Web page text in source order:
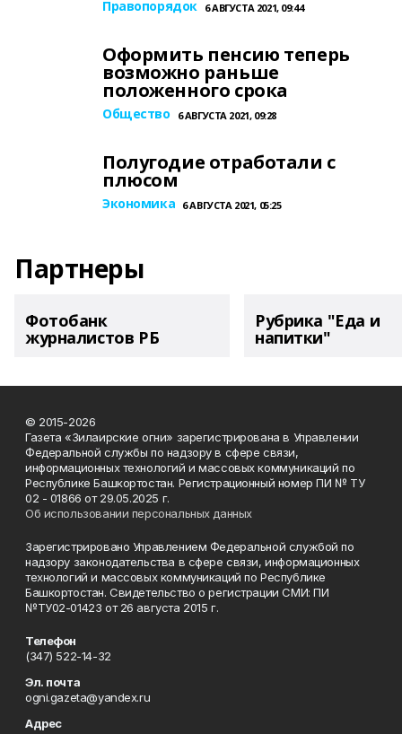
Правопорядок 6 АВГУСТА 2021, 09:44
Оформить пенсию теперь
возможно раньше
положенного срока
Общество 6 АВГУСТА 2021, 09:28
Полугодие отработали с
плюсом
Экономика 6 АВГУСТА 2021, 05:25
Партнеры
Фотобанк
журналистов РБ
Рубрика "Еда и
напитки"
© 2015-2026
Газета «Зилаирские огни» зарегистрирована в Управлении
Федеральной службы по надзору в сфере связи,
информационных технологий и массовых коммуникаций по
Республике Башкортостан. Регистрационный номер ПИ № ТУ
02 - 01866 от 29.05.2025 г.
Об использовании персональных данных
Зарегистрировано Управлением Федеральной службой по
надзору законодательства в сфере связи, информационных
технологий и массовых коммуникаций по Республике
Башкортостан. Свидетельство о регистрации СМИ: ПИ
№ТУ02-01423 от 26 августа 2015 г.
Телефон
(347) 522-14-32
Эл. почта
ogni.gazeta@yandex.ru
Адрес